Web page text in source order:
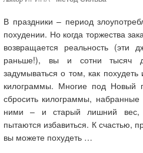
В праздники – период
похудении. Но когда торжества
возвращается реальность (эти
раньше!), вы и сотни тысяч
задумываться о том, как
килограммы. Многие под Новый
сбросить килограммы,
ними – и старый лишний вес,
пытаются избавиться. К счастью,
вы можете похудеть …